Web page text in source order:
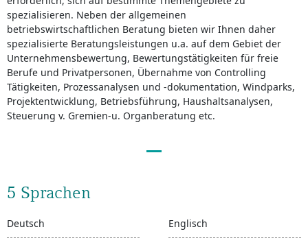
spezialisieren. Neben der allgemeinen
betriebswirtschaftlichen Beratung bieten wir Ihnen daher
spezialisierte Beratungsleistungen u.a. auf dem Gebiet der
Unternehmensbewertung, Bewertungstätigkeiten für freie
Berufe und Privatpersonen, Übernahme von Controlling
Tätigkeiten, Prozessanalysen und -dokumentation, Windparks,
Projektentwicklung, Betriebsführung, Haushaltsanalysen,
Steuerung v. Gremien-u. Organberatung etc.
5 Sprachen
Deutsch Englisch